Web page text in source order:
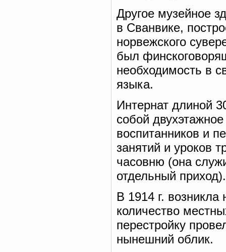
Другое музейное
в Сванвике,
норвежского
был
необходимость в
языка.
Интернат длиной
собой
воспитанников и
занятий и уроков
часовню (она
отдельный
В 1914 г.
количество
перестройку
нынешний облик.